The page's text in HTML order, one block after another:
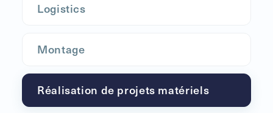
Logistics
Montage
Réalisation de projets matériels